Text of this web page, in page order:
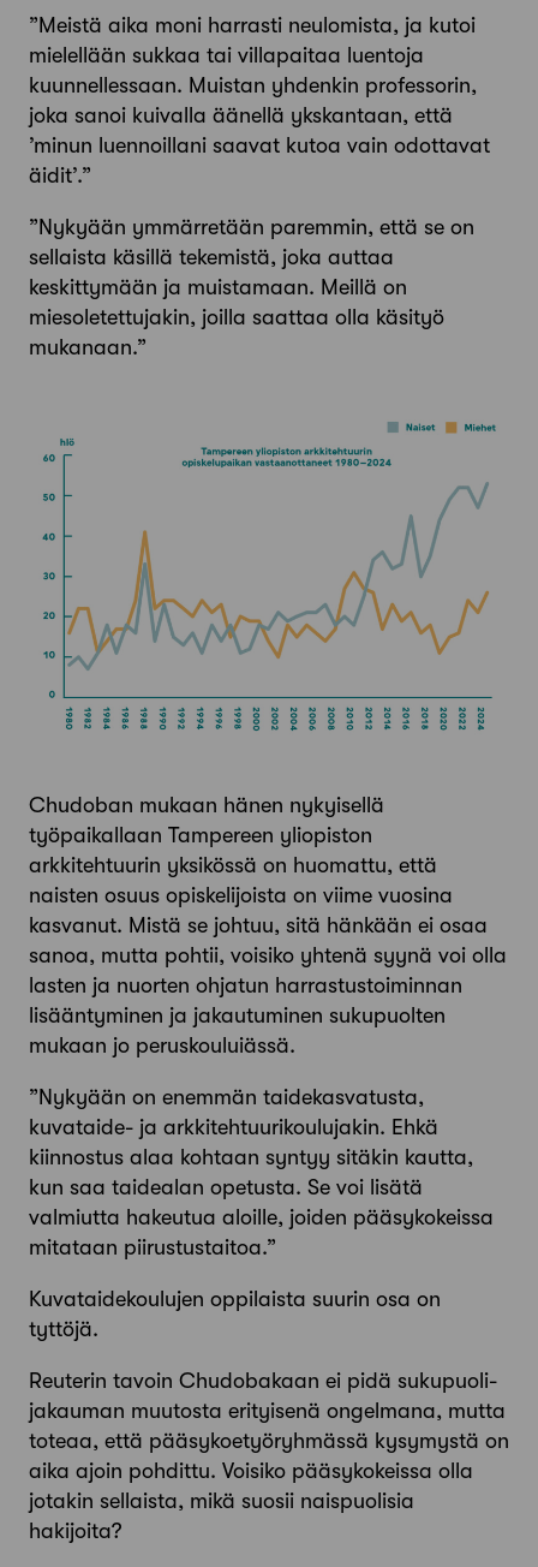
”Meistä aika moni harrasti neulomista, ja kutoi
mielellään sukkaa tai villapaitaa luentoja
kuunnellessaan. Muistan yhdenkin professorin,
joka sanoi kuivalla äänellä ykskantaan, että
’minun luennoillani saavat kutoa vain odottavat
äidit’.”
”Nykyään ymmärretään paremmin, että se on
sellaista käsillä tekemistä, joka auttaa
keskittymään ja muistamaan. Meillä on
miesoletettujakin, joilla saattaa olla käsityö
mukanaan.”
Chudoban mukaan hänen nykyisellä
työpaikallaan Tampereen yliopiston
arkkitehtuurin yksikössä on huomattu, että
naisten osuus opiskelijoista on viime vuosina
kasvanut. Mistä se johtuu, sitä hänkään ei osaa
sanoa, mutta pohtii, voisiko yhtenä syynä voi olla
lasten ja nuorten ohjatun harrastustoiminnan
lisääntyminen ja jakautuminen sukupuolten
mukaan jo peruskouluiässä.
”Nykyään on enemmän taidekasvatusta,
kuvataide- ja arkkitehtuurikoulujakin. Ehkä
kiinnostus alaa kohtaan syntyy sitäkin kautta,
kun saa taide­alan opetusta. Se voi lisätä
valmiutta hakeutua aloille, joiden pääsykokeissa
mitataan piirustustaitoa.”
Kuvataidekoulujen oppilaista suurin osa on
tyttöjä.
Reuterin tavoin Chudobakaan ei pidä sukupuoli­
jakauman muutosta erityisenä ongelmana, mutta
toteaa, että pääsykoetyöryhmässä kysymystä on
aika ajoin pohdittu. Voisiko pääsykokeissa olla
jotakin sellaista, mikä suosii naispuolisia
hakijoita?